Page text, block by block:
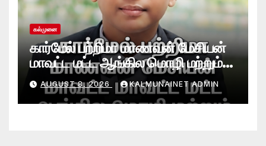
கல்முனை
கார்மேல் பற்றிமா மாணவன் மேசியன்
மாவட்ட மட்ட ஆங்கில மொழி மற்றும்
நாடகப் போட்டியில் சாதனை!
AUGUST 8, 2026 KALMUNAINET ADMIN